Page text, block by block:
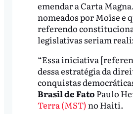
emendar a Carta
nomeados por Moïse e
referendo
legislativas seriam
“Essa iniciativa
dessa estratégia da
conquistas
Brasil de Fato Paulo
Terra (MST) no Haiti.